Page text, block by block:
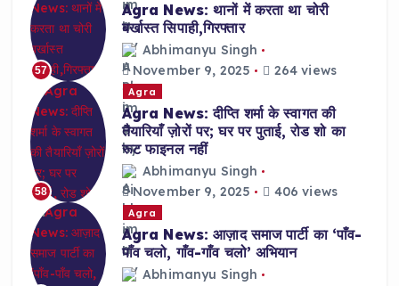
57
Agra News: थानों में करता था चोरी
बर्खास्त सिपाही,गिरफ्तार
Abhimanyu Singh
November 9, 2025
264 views
58
Agra
Agra News: दीप्ति शर्मा के स्वागत की
तैयारियाँ ज़ोरों पर; घर पर पुताई, रोड शो का
रूट फाइनल नहीं
Abhimanyu Singh
November 9, 2025
406 views
Agra
Agra News: आज़ाद समाज पार्टी का ‘पाँव-
पाँव चलो, गाँव-गाँव चलो’ अभियान
Abhimanyu Singh